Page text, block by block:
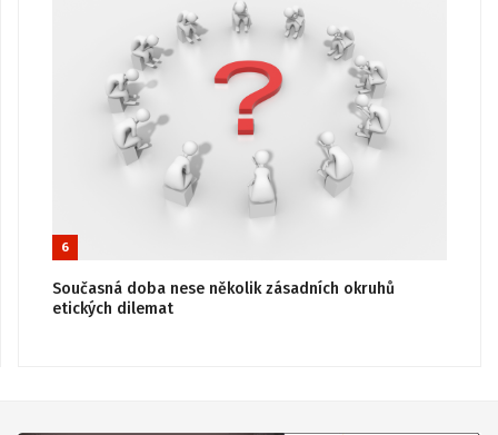
6
Současná doba nese několik zásadních okruhů
etických dilemat